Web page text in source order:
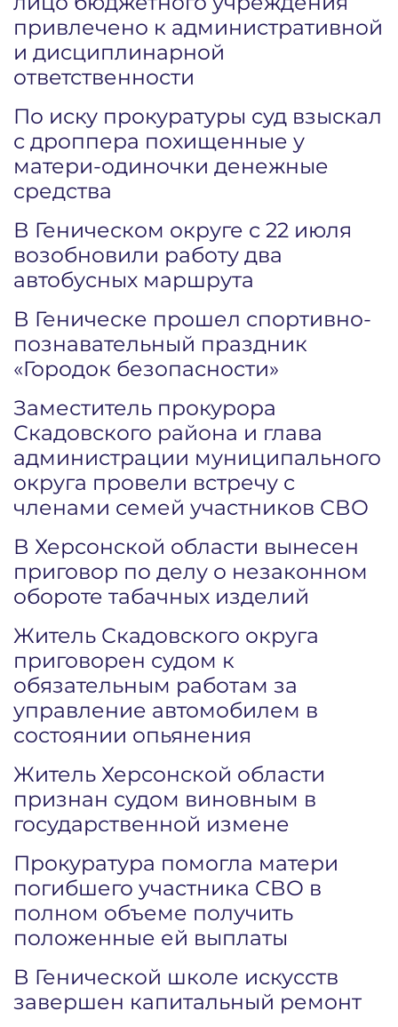
привлечено к административной
и дисциплинарной
ответственности
По иску прокуратуры суд взыскал
с дроппера похищенные у
матери-одиночки денежные
средства
В Геническом округе с 22 июля
возобновили работу два
автобусных маршрута
В Геническе прошел спортивно-
познавательный праздник
«Городок безопасности»
Заместитель прокурора
Скадовского района и глава
администрации муниципального
округа провели встречу с
членами семей участников СВО
В Херсонской области вынесен
приговор по делу о незаконном
обороте табачных изделий
Житель Скадовского округа
приговорен судом к
обязательным работам за
управление автомобилем в
состоянии опьянения
Житель Херсонской области
признан судом виновным в
государственной измене
Прокуратура помогла матери
погибшего участника СВО в
полном объеме получить
положенные ей выплаты
В Генической школе искусств
завершен капитальный ремонт